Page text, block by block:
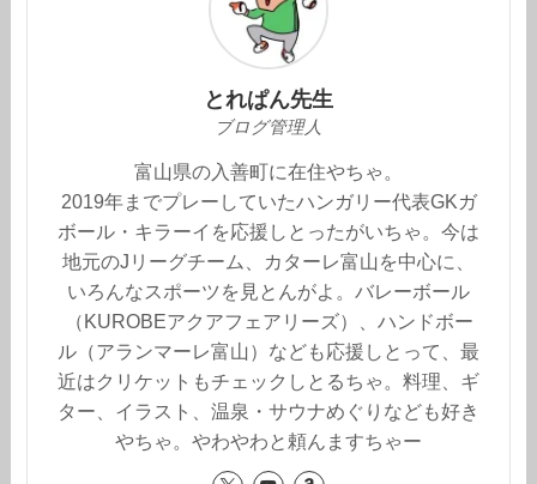
とれぱん先生
ブログ管理人
富山県の入善町に在住やちゃ。
2019年までプレーしていたハンガリー代表GKガ
ボール・キラーイを応援しとったがいちゃ。今は
地元のJリーグチーム、カターレ富山を中心に、
いろんなスポーツを見とんがよ。バレーボール
（KUROBEアクアフェアリーズ）、ハンドボー
ル（アランマーレ富山）なども応援しとって、最
近はクリケットもチェックしとるちゃ。料理、ギ
ター、イラスト、温泉・サウナめぐりなども好き
やちゃ。やわやわと頼んますちゃー